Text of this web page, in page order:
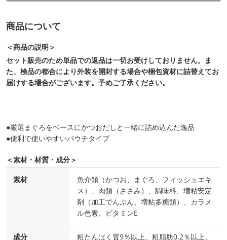
商品について
＜商品の説明＞
セット販売のため単品での返品は一切お受けしておりません。ま
た、検品の都合により外装を開封する場合や梱包資材に詰替えてお
届けする場合がございます。予めご了承ください。
●厳選まぐろをベースにかつおだしと一緒に詰め込んだ逸品
●便利で使いやすいパウチタイプ
＜素材・材質・成分＞
素材
魚介類（かつお、まぐろ、フィッシュエキ
ス）、肉類（ささみ）、調味料、増粘安定
剤（加工でんぷん、増粘多糖類）、カラメ
ル色素、ビタミンE
成分 粗たんぱく質9％以上、粗脂肪0.2％以上、